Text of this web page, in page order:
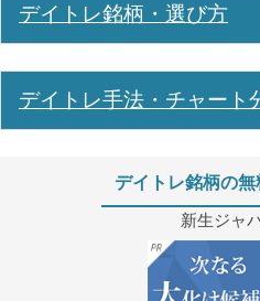
デイトレ銘柄・選び方
デイトレ手法・チャート
デイトレ銘柄の
新生ジャ